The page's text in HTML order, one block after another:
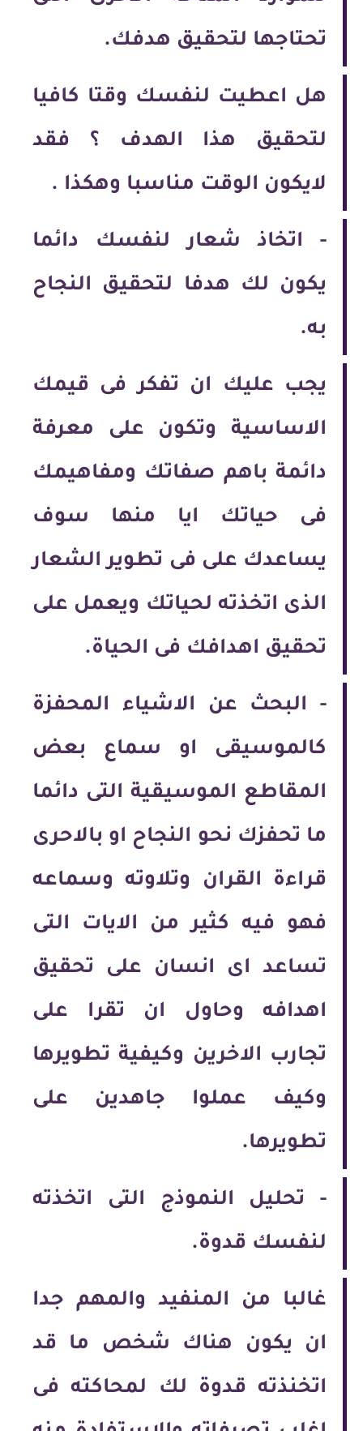
تحتاجها لتحقيق هدفك.
هل اعطيت لنفسك وقتا كافيا
لتحقيق هذا الهدف ؟ فقد
لايكون الوقت مناسبا وهكذا .
- اتخاذ شعار لنفسك دائما
يكون لك هدفا لتحقيق النجاح
به.
يجب عليك ان تفكر فى قيمك
الاساسية وتكون على معرفة
دائمة باهم صفاتك ومفاهيمك
فى حياتك ايا منها سوف
يساعدك على فى تطوير الشعار
الذى اتخذته لحياتك ويعمل على
تحقيق اهدافك فى الحياة.
- البحث عن الاشياء المحفزة
كالموسيقى او سماع بعض
المقاطع الموسيقية التى دائما
ما تحفزك نحو النجاح او بالاحرى
قراءة القران وتلاوته وسماعه
فهو فيه كثير من الايات التى
تساعد اى انسان على تحقيق
اهدافه وحاول ان تقرا على
تجارب الاخرين وكيفية تطويرها
وكيف عملوا جاهدين على
تطويرها.
- تحليل النموذج التى اتخذته
لنفسك قدوة.
غالبا من المنفيد والمهم جدا
ان يكون هناك شخص ما قد
اتخنذته قدوة لك لمحاكته فى